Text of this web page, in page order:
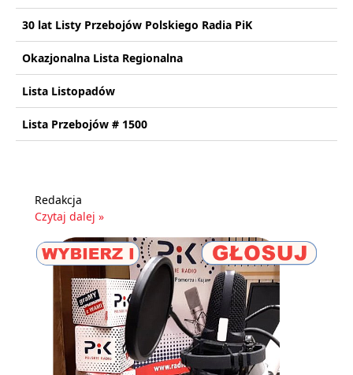
30 lat Listy Przebojów Polskiego Radia PiK
Okazjonalna Lista Regionalna
Lista Listopadów
Lista Przebojów # 1500
Redakcja
Czytaj dalej »